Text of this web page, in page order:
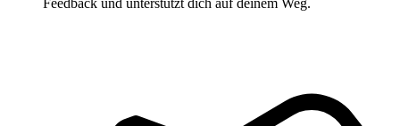
Feedback und unterstützt dich auf deinem Weg.